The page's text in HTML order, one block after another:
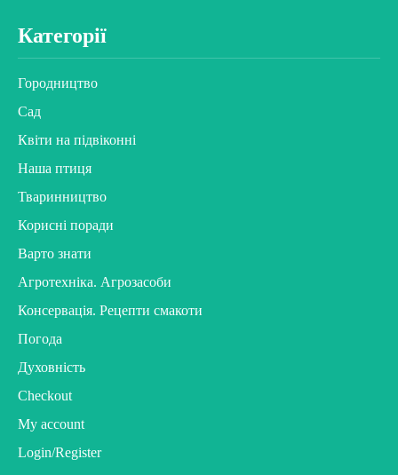
Категорії
Городництво
Сад
Квіти на підвіконні
Наша птиця
Тваринництво
Корисні поради
Варто знати
Агротехніка. Агрозасоби
Консервація. Рецепти смакоти
Погода
Духовність
Checkout
My account
Login/Register